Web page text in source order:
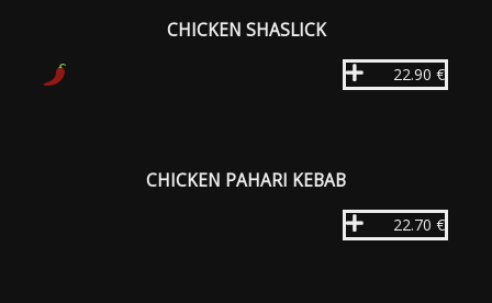
CHICKEN SHASLICK
22.90 €
CHICKEN PAHARI KEBAB
22.70 €